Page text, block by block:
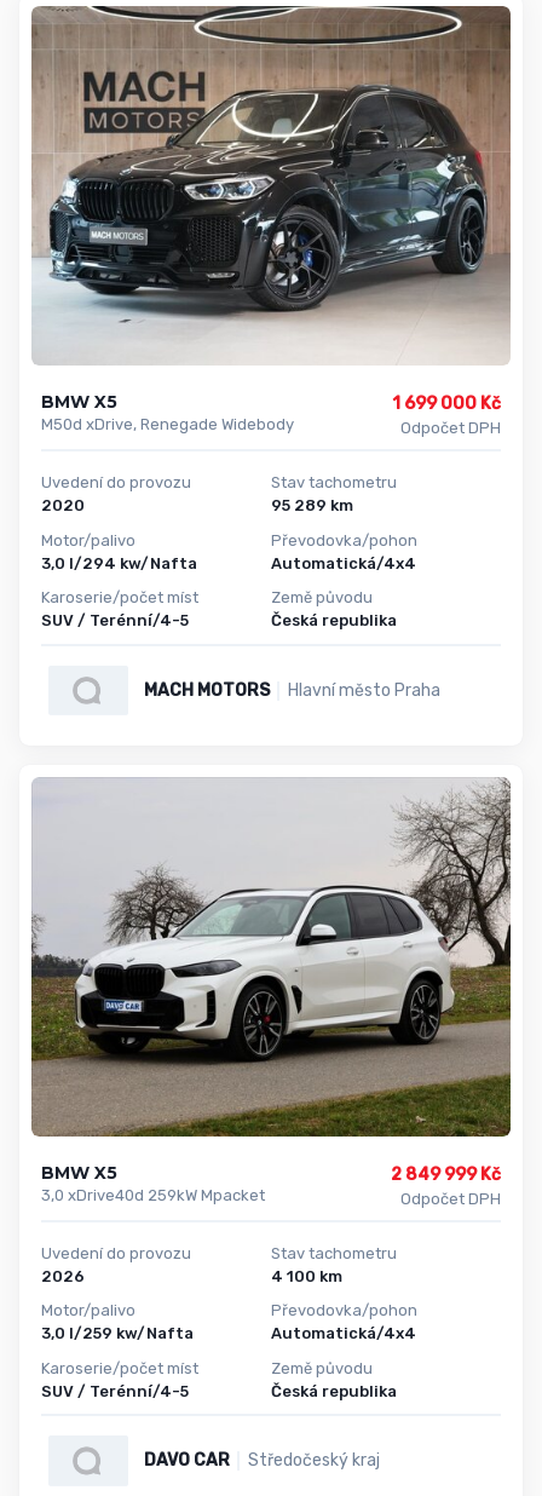
BMW X5
M50d xDrive, Renegade Widebody
1 699 000 Kč
Odpočet DPH
Uvedení do provozu
2020
Motor/palivo
3,0 l/294 kw/Nafta
Karoserie/počet míst
SUV / Terénní/4-5
Stav tachometru
95 289 km
Převodovka/pohon
Automatická/4x4
Země původu
Česká republika
MACH MOTORS Hlavní město Praha
BMW X5
3,0 xDrive40d 259kW Mpacket
2 849 999 Kč
Odpočet DPH
Uvedení do provozu
2026
Motor/palivo
3,0 l/259 kw/Nafta
Karoserie/počet míst
SUV / Terénní/4-5
Stav tachometru
4 100 km
Převodovka/pohon
Automatická/4x4
Země původu
Česká republika
DAVO CAR Středočeský kraj